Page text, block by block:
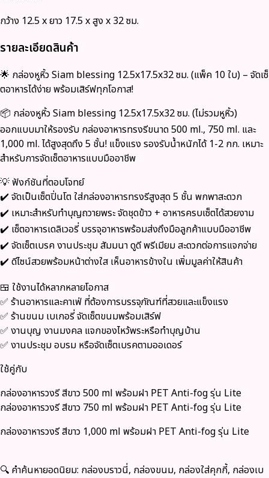
กว้าง 12.5 x ยาว 17.5 x สูง x 32 ซม.
รายละเอียดสินค้า
🌟 กล่องหูหิ้ว Siam blessing 12.5x17.5x32 ซม. (แพ็ค 10 ใบ) – จัดเซ็
ตอาหารได้ง่าย พร้อมเสิร์ฟทุกโอกาส!
📦 กล่องหูหิ้ว Siam blessing 12.5x17.5x32 ซม. (ไม่รวมหูหิ้ว)
ออกแบบมาให้รองรับ กล่องอาหารทรงรีขนาด 500 ml., 750 ml. และ
1,000 ml. ได้สูงสุดถึง 5 ชั้น! แข็งแรง รองรับน้ำหนักได้ 1-2 กก. เหมาะ
สำหรับการจัดเซ็ตอาหารแบบมืออาชีพ
💡 ฟังก์ชันที่ตอบโจทย์
✔️ จัดเป็นเซ็ตปิ่นโต ใส่กล่องอาหารทรงรีสูงสุด 5 ชั้น พกพาสะดวก
✔️ เหมาะสำหรับทำบุญถวายพระ จัดชุดข้าว + อาหารครบเซ็ตได้สวยงาม
✔️ เซ็ตอาหารเดลิเวอรี่ บรรจุอาหารพร้อมส่งถึงมือลูกค้าแบบมืออาชีพ
✔️ จัดเซ็ตเบรค งานประชุม สัมมนา ดูดี พรีเมียม สะดวกต่อการแจกจ่าย
✔️ ดีไซน์สวยพร้อมหน้าต่างใส เห็นอาหารข้างใน เพิ่มมูลค่าให้สินค้า
🍱 ใช้งานได้หลากหลายโอกาส
✅ ร้านอาหารและคาเฟ่ ที่ต้องการบรรจุภัณฑ์ที่สวยและแข็งแรง
✅ ร้านขนม เบเกอรี่ จัดเซ็ตขนมพร้อมเสิร์ฟ
✅ งานบุญ งานมงคล แจกของไหว้พระหรือทำบุญบ้าน
✅ งานประชุม อบรม หรือจัดเซ็ตเบรคตามออเดอร์
ใช้คู่กับ
กล่องอาหารวงรี สีขาว 500 ml พร้อมฝา PET Anti-fog รุ่น Lite
กล่องอาหารวงรี สีขาว 750 ml พร้อมฝา PET Anti-fog รุ่น Lite
กล่องอาหารวงรี สีขาว 1,000 ml พร้อมฝา PET Anti-fog รุ่น Lite
🔍 คำค้นหายอดนิยม: กล่องบราวนี่, กล่องขนม, กล่องใส่คุกกี้, กล่องเบ